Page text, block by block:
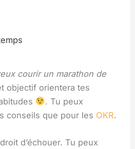
courir un marathon de
objectif orientera tes
. Tu peux
conseils que pour les OKR.
d’échouer. Tu peux